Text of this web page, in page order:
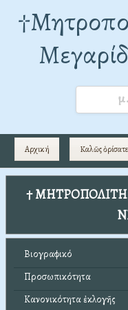
Αρχική Καλῶς ὁρίσατε
†
Βιογραφικό
Προσωπικότητα
Κανονικότητα ἐκλογῆς